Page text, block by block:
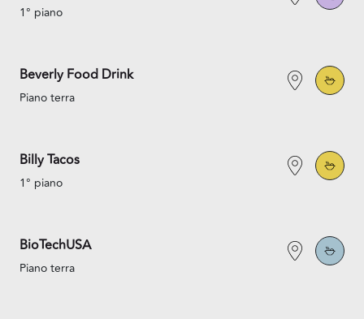
1° piano
Beverly Food Drink
Piano terra
Billy Tacos
1° piano
BioTechUSA
Piano terra